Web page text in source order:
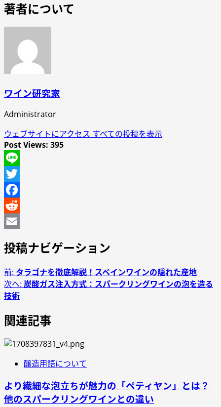
著者について
ワイン研究家
Administrator
ウェブサイトにアクセス すべての投稿を表示
Post Views: 395
Line
Twitter
Facebook
Reddit
投稿ナビゲーション
前: タラゴナを徹底解説！スペインワインの隠れた産地
次へ: 炭酸ガス注入方式：スパークリングワインの泡を造る
技術
関連記事
醸造用語について
より繊細な泡立ちが魅力の「ペティヤン」とは？
他のスパークリングワインとの違い